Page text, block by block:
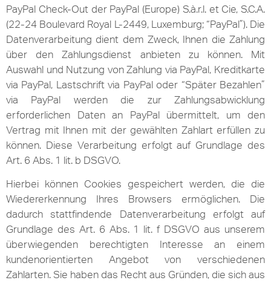
PayPal Check-Out der PayPal (Europe) S.à.r.l. et Cie, S.C.A.
(22-24 Boulevard Royal L-2449, Luxemburg; “PayPal”). Die
Datenverarbeitung dient dem Zweck, Ihnen die Zahlung
über den Zahlungsdienst anbieten zu können. Mit
Auswahl und Nutzung von Zahlung via PayPal, Kreditkarte
via PayPal, Lastschrift via PayPal oder “Später Bezahlen”
via PayPal werden die zur Zahlungsabwicklung
erforderlichen Daten an PayPal übermittelt, um den
Vertrag mit Ihnen mit der gewählten Zahlart erfüllen zu
können. Diese Verarbeitung erfolgt auf Grundlage des
Art. 6 Abs. 1 lit. b DSGVO.
Hierbei können Cookies gespeichert werden, die die
Wiedererkennung Ihres Browsers ermöglichen. Die
dadurch stattfindende Datenverarbeitung erfolgt auf
Grundlage des Art. 6 Abs. 1 lit. f DSGVO aus unserem
überwiegenden berechtigten Interesse an einem
kundenorientierten Angebot von verschiedenen
Zahlarten. Sie haben das Recht aus Gründen, die sich aus